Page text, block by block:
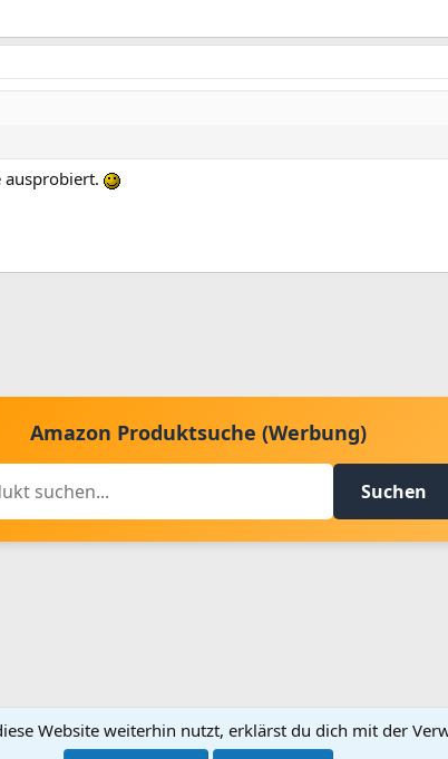
ausprobiert.
Amazon Produktsuche (Werbung)
Suchen
Kontakt aufnehmen
Website weiterhin nutzt, erklärst du dich mit der